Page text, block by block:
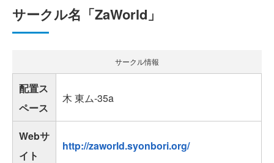
サークル名「ZaWorld」
サークル情報
配置ス
ペース
木 東ム-35a
Webサ
イト
http://zaworld.syonbori.org/